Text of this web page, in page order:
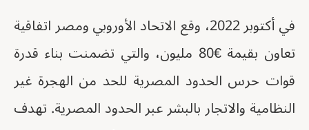
في أكتوبر 2022، وقع الاتحاد الأوروبي ومصر اتفاقية
تعاون بقيمة €80 مليون، والتي تضمنت بناء قدرة
قوات حرس الحدود المصرية للحد من الهجرة غير
النظامية والاتجار بالبشر عبر الحدود المصرية. تهدف